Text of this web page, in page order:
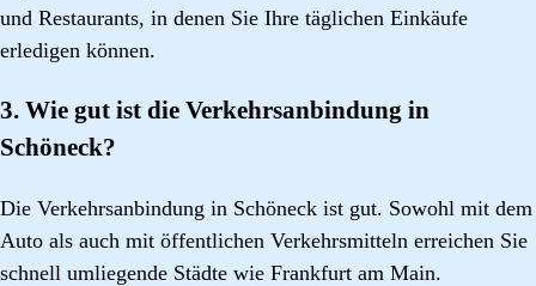
und Restaurants, in denen Sie Ihre täglichen Einkäufe
erledigen können.
3. Wie gut ist die Verkehrsanbindung in
Schöneck?
Die Verkehrsanbindung in Schöneck ist gut. Sowohl mit dem
Auto als auch mit öffentlichen Verkehrsmitteln erreichen Sie
schnell umliegende Städte wie Frankfurt am Main.